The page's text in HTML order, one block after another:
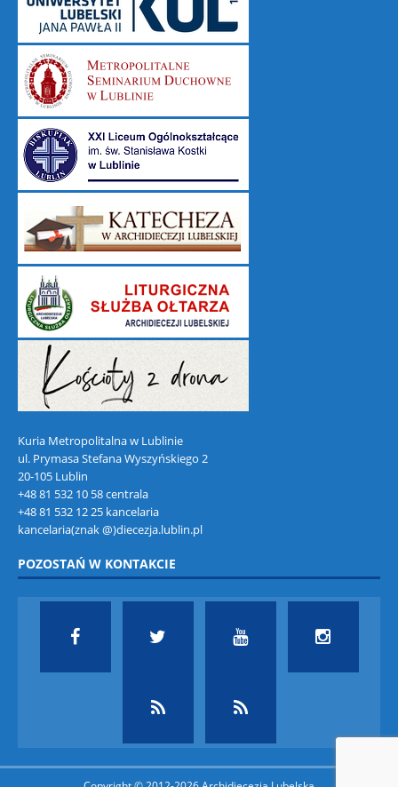
Kuria Metropolitalna w Lublinie
ul. Prymasa Stefana Wyszyńskiego 2
20-105 Lublin
+48 81 532 10 58 centrala
+48 81 532 12 25 kancelaria
kancelaria(znak @)diecezja.lublin.pl
POZOSTAŃ W KONTAKCIE